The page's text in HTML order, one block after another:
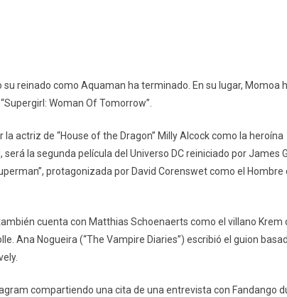
reinado como Aquaman ha terminado. En su lugar, Momoa
Woman Of Tomorrow”.
actriz de “House of the Dragon” Milly Alcock como la heroína
la segunda película del Universo DC reiniciado por James
protagonizada por David Corenswet como el Hombre
cuenta con Matthias Schoenaerts como el villano Krem
Ana Nogueira (“The Vampire Diaries”) escribió el guion
compartiendo una cita de una entrevista con Fandango